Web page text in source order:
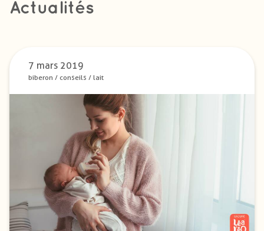
Actualités
7 mars 2019
biberon / conseils / lait